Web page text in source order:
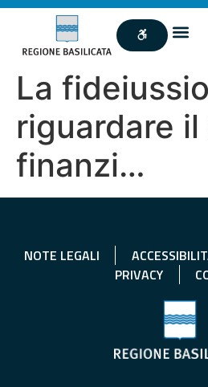
La
riguardare il
finanzi…
NOTE LEGALI
PRIVACY